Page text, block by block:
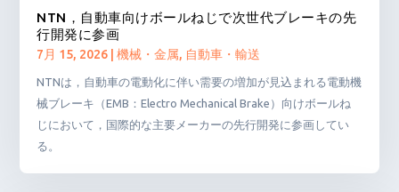
NTN，自動車向けボールねじで次世代ブレーキの先
行開発に参画
7月 15, 2026 |機械・金属, 自動車・輸送
NTNは，自動車の電動化に伴い需要の増加が見込まれる電動機
械ブレーキ（EMB：Electro Mechanical Brake）向けボールね
じにおいて，国際的な主要メーカーの先行開発に参画してい
る。